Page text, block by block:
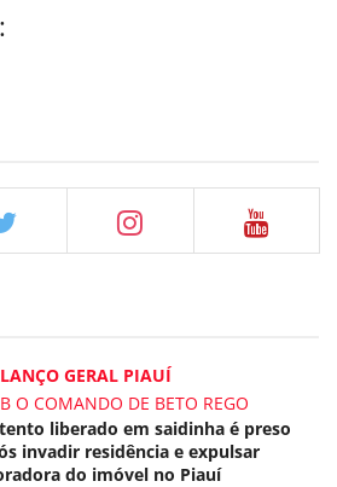
GERAL PIAUÍ
O COMANDO DE BETO REGO
liberado em saidinha é preso
invadir residência e expulsar
do imóvel no Piauí